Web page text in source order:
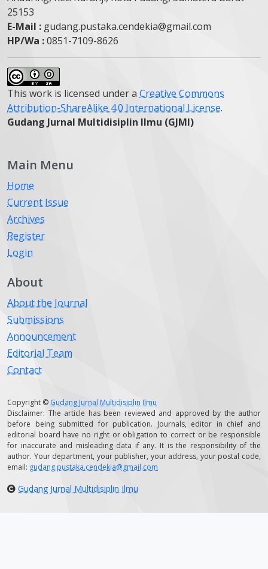
25153
E-Mail : gudang.pustaka.cendekia@gmail.com
HP/Wa :0851-7109-8626
This work is licensed under a Creative Commons
Attribution-ShareAlike 4.0 International License.
Gudang Jurnal Multidisiplin Ilmu (GJMI)
Main Menu
Home
Current Issue
Archives
Register
Login
About
About the Journal
Submissions
Announcement
Editorial Team
Contact
Copyright © Gudang Jurnal Multidisiplin Ilmu
Disclaimer: The article has been reviewed and approved by the author
before being submitted for publication. Journals, editor in chief and
editorial board have no right or obligation to correct or be responsible
for inaccurate and misleading data if any. It is the responsibility of the
author. Your department, your publisher, your address, your postal code,
email: gudang.pustaka.cendekia@gmail.com
Gudang Jurnal Multidisiplin Ilmu